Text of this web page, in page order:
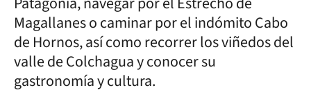
Magallanes o caminar por el indómito Cabo
de Hornos, así como recorrer los viñedos del
valle de Colchagua y conocer su
gastronomía y cultura.